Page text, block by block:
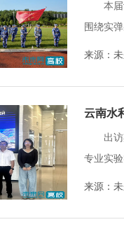
本
围绕实
来源：
云南水
出
专业实
来源：